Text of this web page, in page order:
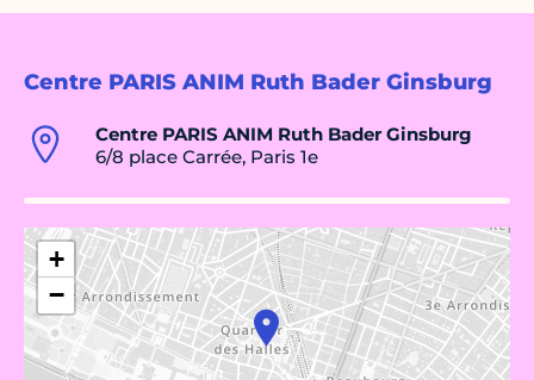
Centre PARIS ANIM Ruth Bader Ginsburg
Centre PARIS ANIM Ruth Bader Ginsburg
6/8 place Carrée, Paris 1e
+
−